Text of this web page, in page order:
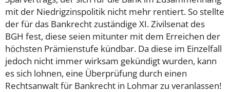
mit der Niedrigzinspolitik nicht mehr rentiert. So stellte
der für das Bankrecht zuständige XI. Zivilsenat des
BGH fest, diese seien mitunter mit dem Erreichen der
höchsten Prämienstufe kündbar. Da diese im Einzelfall
jedoch nicht immer wirksam gekündigt wurden, kann
es sich lohnen, eine Überprüfung durch einen
Rechtsanwalt für Bankrecht in Lohmar zu veranlassen!